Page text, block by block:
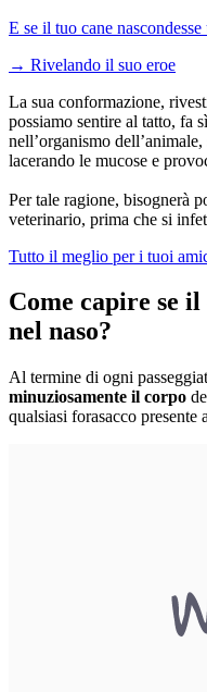
E se il tuo cane
→ Rivelando il suo eroe
La sua conformazione,
possiamo sentire al tatto, fa
nell’organismo dell’animale,
lacerando le mucose e
Per tale ragione, bisognerà
veterinario, prima che si
Tutto il meglio per i tuoi
Come capire se
nel naso?
Al termine di ogni
minuziosamente il corpo
qualsiasi forasacco presente